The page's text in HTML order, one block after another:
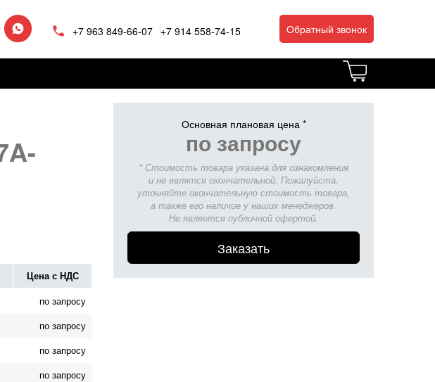
+7 963 849-66-07 +7 914 558-74-15 Обратный звонок
Цена с НДС
по запросу
по запросу
по запросу
по запросу
Основная плановая цена *
по запросу
* Стоимость товара указана для ознакомления
и не являтся окончательной. Пожалуйста,
уточняйте окончательную стоимость товара,
а также его наличие у наших менеджеров.
Не является публичной офертой.
Заказать